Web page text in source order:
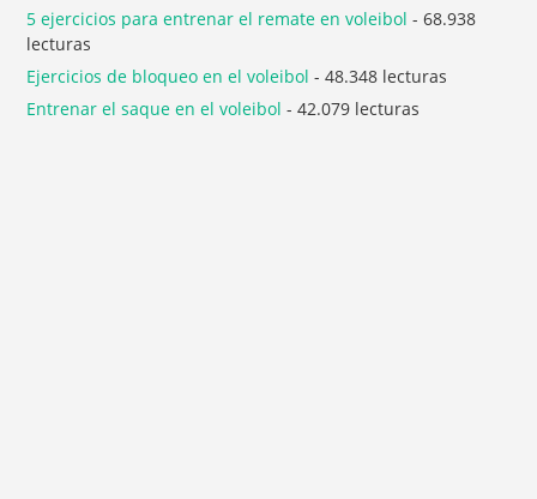
5 ejercicios para entrenar el remate en voleibol - 68.938
lecturas
Ejercicios de bloqueo en el voleibol - 48.348 lecturas
Entrenar el saque en el voleibol - 42.079 lecturas